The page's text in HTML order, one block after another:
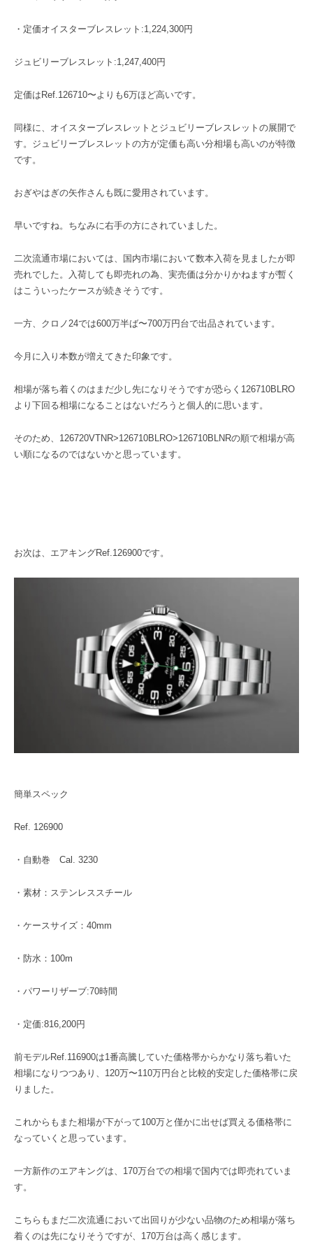
・定価オイスターブレスレット:1,224,300円
ジュビリーブレスレット:1,247,400円
定価はRef.126710〜よりも6万ほど高いです。
同様に、オイスターブレスレットとジュビリーブレスレットの展開で
す。ジュビリーブレスレットの方が定価も高い分相場も高いのが特徴
です。
おぎやはぎの矢作さんも既に愛用されています。
早いですね。ちなみに右手の方にされていました。
二次流通市場においては、国内市場において数本入荷を見ましたが即
売れでした。入荷しても即売れの為、実売価は分かりかねますが暫く
はこういったケースが続きそうです。
一方、クロノ24では600万半ば〜700万円台で出品されています。
今月に入り本数が増えてきた印象です。
相場が落ち着くのはまだ少し先になりそうですが恐らく126710BLRO
より下回る相場になることはないだろうと個人的に思います。
そのため、126720VTNR>126710BLRO>126710BLNRの順で相場が高
い順になるのではないかと思っています。
お次は、エアキングRef.126900です。
簡単スペック
Ref. 126900
・自動巻 Cal. 3230
・素材：ステンレススチール
・ケースサイズ：40mm
・防水：100m
・パワーリザーブ:70時間
・定価:816,200円
前モデルRef.116900は1番高騰していた価格帯からかなり落ち着いた
相場になりつつあり、120万〜110万円台と比較的安定した価格帯に戻
りました。
これからもまた相場が下がって100万と僅かに出せば買える価格帯に
なっていくと思っています。
一方新作のエアキングは、170万台での相場で国内では即売れていま
す。
こちらもまだ二次流通において出回りが少ない品物のため相場が落ち
着くのは先になりそうですが、170万台は高く感じます。